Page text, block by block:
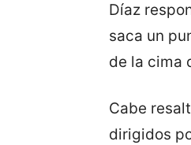
Díaz
saca un
de la cima
Cabe
dirigidos